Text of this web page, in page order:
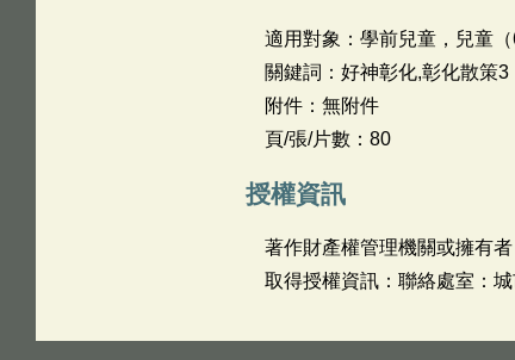
適用對象：學前兒童，兒童
關鍵詞：好神彰化,彰化散策3
附件：無附件
頁/張/片數：80
授權資訊
著作財產權管理機關或擁有
取得授權資訊：聯絡處室：